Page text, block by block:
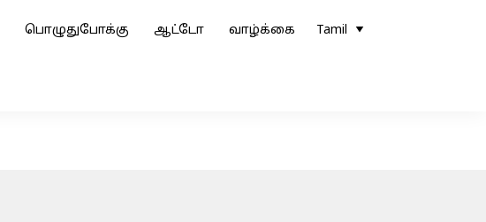
பொழுதுபோக்கு ஆட்டோ வாழ்க்கை Tamil